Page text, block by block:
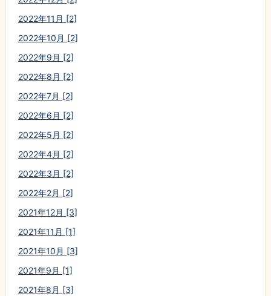
2022年11月 [2]
2022年10月 [2]
2022年9月 [2]
2022年8月 [2]
2022年7月 [2]
2022年6月 [2]
2022年5月 [2]
2022年4月 [2]
2022年3月 [2]
2022年2月 [2]
2021年12月 [3]
2021年11月 [1]
2021年10月 [3]
2021年9月 [1]
2021年8月 [3]